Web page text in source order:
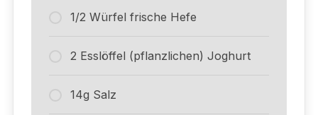
1/2 Würfel frische Hefe
2 Esslöffel (pflanzlichen) Joghurt
14g Salz